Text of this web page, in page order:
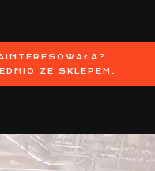
ZE SKLEPEM.